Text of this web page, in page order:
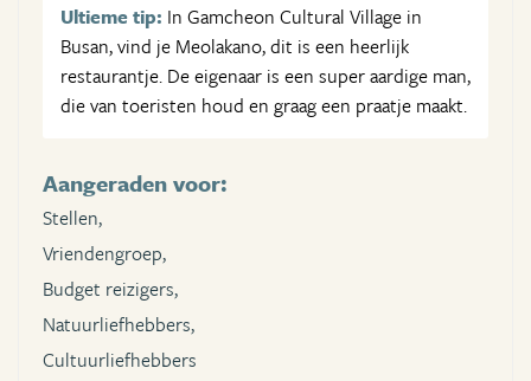
Ultieme tip: In Gamcheon Cultural Village in
Busan, vind je Meolakano, dit is een heerlijk
restaurantje. De eigenaar is een super aardige man,
die van toeristen houd en graag een praatje maakt.
Aangeraden voor:
Stellen,
Vriendengroep,
Budget reizigers,
Natuurliefhebbers,
Cultuurliefhebbers